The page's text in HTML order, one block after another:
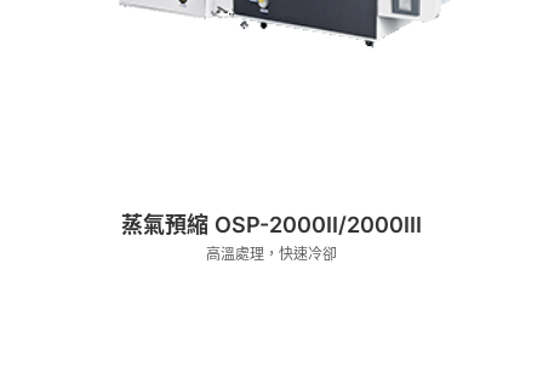
蒸氣預縮 OSP-2000II/2000III
高溫處理，快速冷卻